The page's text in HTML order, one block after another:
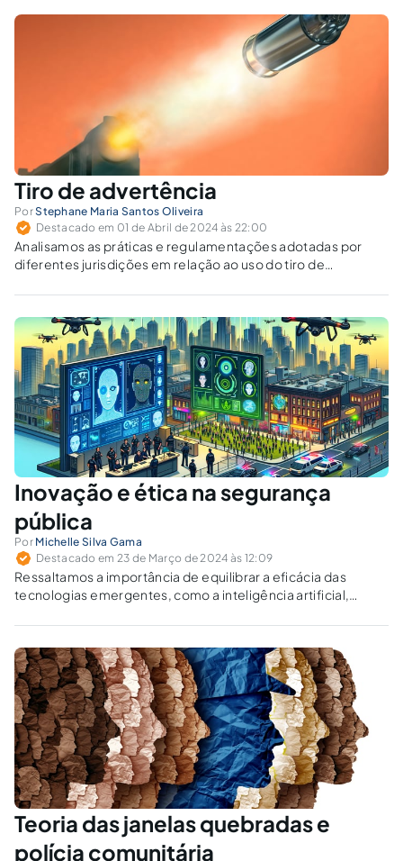
Tiro de advertência
PorStephane Maria Santos Oliveira
Destacado em 01 de Abril de 2024 às 22:00
Analisamos as práticas e regulamentações adotadas por
diferentes jurisdições em relação ao uso do tiro de
supervisão e responsabilização dos agentes na sua
aplicação.
Inovação e ética na segurança
pública
Por Michelle Silva Gama
Destacado em 23 de Março de 2024 às 12:09
Ressaltamos a importância de equilibrar a eficácia das
tecnologias emergentes, como a inteligência artificial,
preservação de valores democráticos e direitos individuais.
Teoria das janelas quebradas e
polícia comunitária